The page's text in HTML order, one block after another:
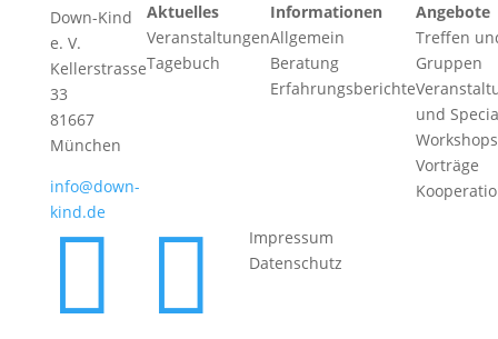
Down-Kind
e. V.
Kellerstrasse
33
81667
München
info@down-
kind.de
Aktuelles
Veranstaltungen
Tagebuch
Informationen
Allgemein
Beratung
Erfahrungsberichte
Angebote
Treffen
Gruppen
und
Vorträge
 
Impressum
Datenschutz